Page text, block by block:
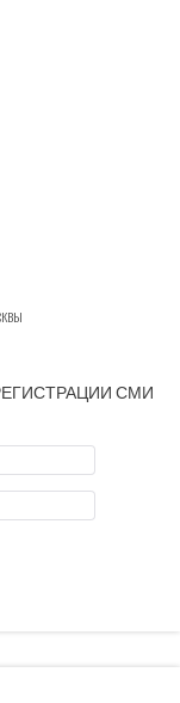
СМИ